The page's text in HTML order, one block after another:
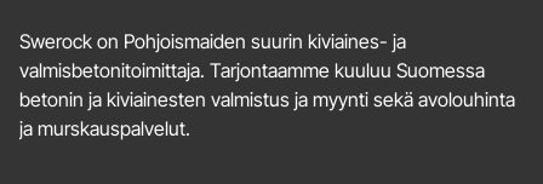
Swerock on Pohjoismaiden suurin kiviaines- ja
valmisbetonitoimittaja. Tarjontaamme kuuluu Suomessa
betonin ja kiviainesten valmistus ja myynti sekä avolouhinta
ja murskauspalvelut.